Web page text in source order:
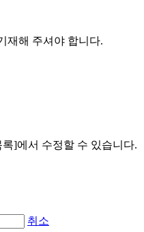
재해 주셔야 합니다.
]에서 수정할 수 있습니다.
취소